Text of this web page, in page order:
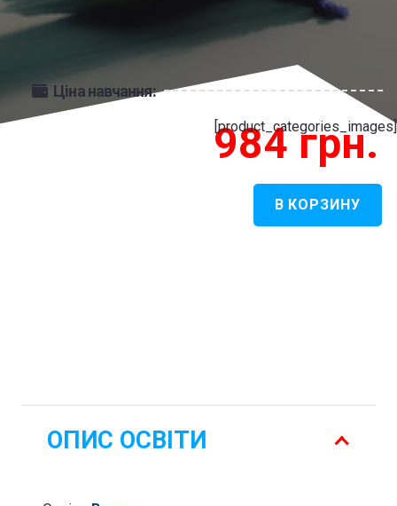
[product_categories_images]
Ціна навчання:
984грн.
В КОРЗИНУ
ОПИС ОСВІТИ